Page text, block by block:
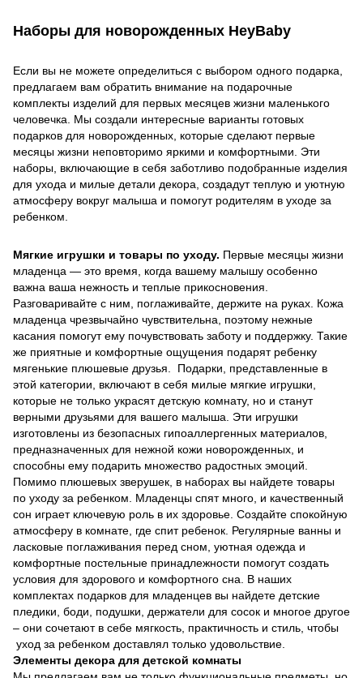
Наборы для новорожденных HeyBaby
Если вы не можете определиться с выбором одного подарка,
предлагаем вам обратить внимание на подарочные
комплекты изделий для первых месяцев жизни маленького
человечка. Мы создали интересные варианты готовых
подарков для новорожденных, которые сделают первые
месяцы жизни неповторимо яркими и комфортными. Эти
наборы, включающие в себя заботливо подобранные изделия
для ухода и милые детали декора, создадут теплую и уютную
атмосферу вокруг малыша и помогут родителям в уходе за
ребенком.
Мягкие игрушки и товары по уходу. Первые месяцы жизни
младенца — это время, когда вашему малышу особенно
важна ваша нежность и теплые прикосновения.
Разговаривайте с ним, поглаживайте, держите на руках. Кожа
младенца чрезвычайно чувствительна, поэтому нежные
касания помогут ему почувствовать заботу и поддержку. Такие
же приятные и комфортные ощущения подарят ребенку
мягенькие плюшевые друзья. Подарки, представленные в
этой категории, включают в себя милые мягкие игрушки,
которые не только украсят детскую комнату, но и станут
верными друзьями для вашего малыша. Эти игрушки
изготовлены из безопасных гипоаллергенных материалов,
предназначенных для нежной кожи новорожденных, и
способны ему подарить множество радостных эмоций.
Помимо плюшевых зверушек, в наборах вы найдете товары
по уходу за ребенком. Младенцы спят много, и качественный
сон играет ключевую роль в их здоровье. Создайте спокойную
атмосферу в комнате, где спит ребенок. Регулярные ванны и
ласковые поглаживания перед сном, уютная одежда и
комфортные постельные принадлежности помогут создать
условия для здорового и комфортного сна. В наших
комплектах подарков для младенцев вы найдете детские
пледики, боди, подушки, держатели для сосок и многое другое
– они сочетают в себе мягкость, практичность и стиль, чтобы
уход за ребенком доставлял только удовольствие.
Элементы декора для детской комнаты